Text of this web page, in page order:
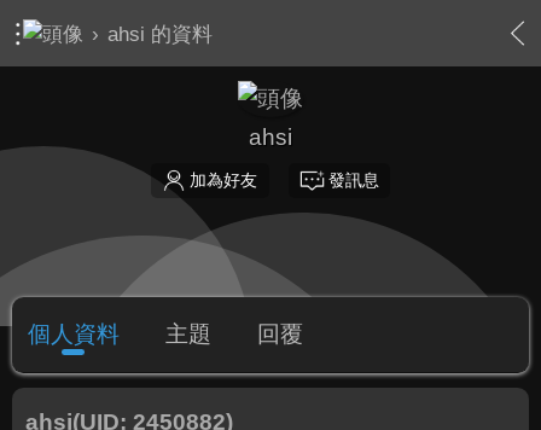
› ahsi 的資料
ahsi
加為好友 發訊息
個人資料 主題 回覆
ahsi(UID: 2450882)